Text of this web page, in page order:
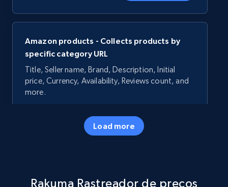
Amazon products - Collects products by
specific category URL
Title, Seller name, Brand, Description, Initial
price, Currency, Availability, Reviews count, and
more.
5.7K+ Comece agora
specific keywords
Load more
Rakuma Rastreador de preços